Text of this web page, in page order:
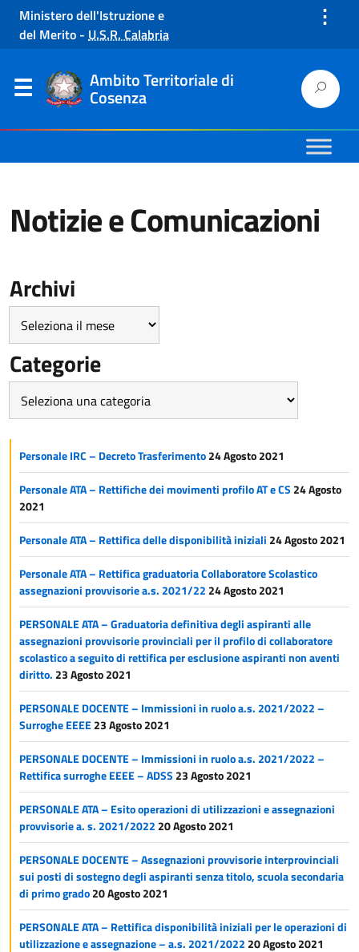
Ministero dell'Istruzione e
del Merito - U.S.R. Calabria
⋮
Ambito Territoriale di
Cosenza
Notizie e Comunicazioni
Archivi
Categorie
Personale IRC – Decreto Trasferimento24 Agosto 2021
Personale ATA – Rettifiche dei movimenti profilo AT e CS 24 Agosto
2021
Personale ATA – Rettifica delle disponibilità iniziali 24 Agosto 2021
Personale ATA – Rettifica graduatoria Collaboratore Scolastico
assegnazioni provvisorie a.s. 2021/22 24 Agosto 2021
PERSONALE ATA – Graduatoria definitiva degli aspiranti alle
assegnazioni provvisorie provinciali per il profilo di collaboratore
scolastico a seguito di rettifica per esclusione aspiranti non aventi
diritto. 23 Agosto 2021
PERSONALE DOCENTE – Immissioni in ruolo a.s. 2021/2022 –
Surroghe EEEE23 Agosto 2021
PERSONALE DOCENTE – Immissioni in ruolo a.s. 2021/2022 –
Rettifica surroghe EEEE – ADSS 23 Agosto 2021
PERSONALE ATA – Esito operazioni di utilizzazioni e assegnazioni
provvisorie a. s. 2021/2022 20 Agosto 2021
PERSONALE DOCENTE – Assegnazioni provvisorie interprovinciali
sui posti di sostegno degli aspiranti senza titolo, scuola secondaria
di primo grado20 Agosto 2021
PERSONALE ATA – Rettifica disponibilità iniziali per le operazioni di
utilizzazione e assegnazione – a.s. 2021/2022 20 Agosto 2021